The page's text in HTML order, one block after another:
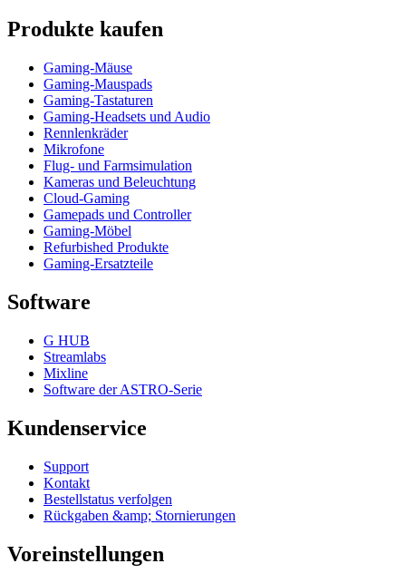
Produkte kaufen
Gaming-Mäuse
Gaming-Mauspads
Gaming-Tastaturen
Gaming-Headsets und Audio
Rennlenkräder
Mikrofone
Flug- und Farmsimulation
Kameras und Beleuchtung
Cloud-Gaming
Gamepads und Controller
Gaming-Möbel
Refurbished Produkte
Gaming-Ersatzteile
Software
G HUB
Streamlabs
Mixline
Software der ASTRO-Serie
Kundenservice
Support
Kontakt
Bestellstatus verfolgen
Rückgaben &amp; Stornierungen
Voreinstellungen